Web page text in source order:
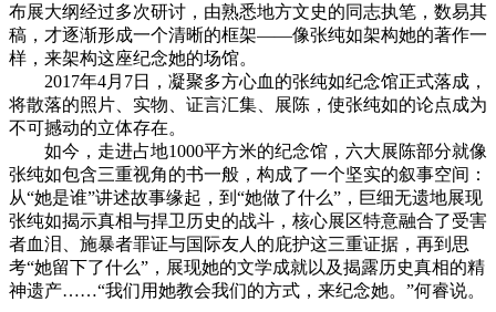
布展大纲经过多次研讨，由熟悉地方文史的同志执笔，数易其
稿，才逐渐形成一个清晰的框架——像张纯如架构她的著作一
样，来架构这座纪念她的场馆。
2017年4月7日，凝聚多方心血的张纯如纪念馆正式落成，
将散落的照片、实物、证言汇集、展陈，使张纯如的论点成为
不可撼动的立体存在。
如今，走进占地1000平方米的纪念馆，六大展陈部分就像
张纯如包含三重视角的书一般，构成了一个坚实的叙事空间：
从“她是谁”讲述故事缘起，到“她做了什么”，巨细无遗地展现
张纯如揭示真相与捍卫历史的战斗，核心展区特意融合了受害
者血泪、施暴者罪证与国际友人的庇护这三重证据，再到思
考“她留下了什么”，展现她的文学成就以及揭露历史真相的精
神遗产……“我们用她教会我们的方式，来纪念她。”何睿说。